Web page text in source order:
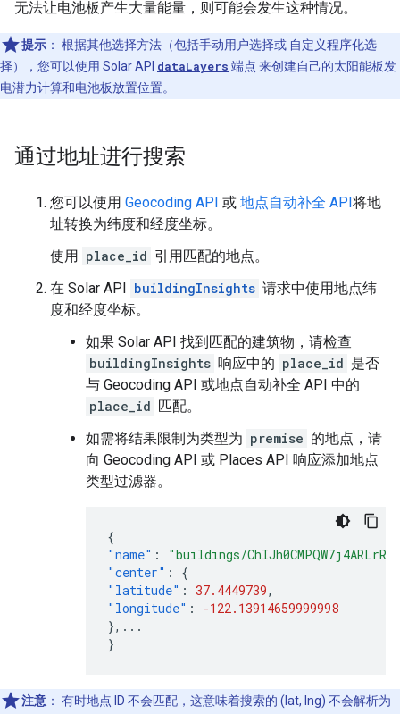
无法让电池板产生大量能量，则可能会发生这种情况。
提示 ： 根据其他选择方法（包括手动用户选择或 自定义程序化选
择），您可以使用 Solar API dataLayers 端点 来创建自己的太阳能板发
电潜力计算和电池板放置位置。
通过地址进行搜索
您可以使用 Geocoding API 或 地点自动补全 API将地
址转换为纬度和经度坐标。
使用 place_id 引用匹配的地点。
在 Solar API buildingInsights 请求中使用地点纬
度和经度坐标。
如果 Solar API 找到匹配的建筑物，请检查
buildingInsights 响应中的 place_id 是否
与 Geocoding API 或地点自动补全 API 中的
place_id 匹配。
如需将结果限制为类型为 premise 的地点，请
向 Geocoding API 或 Places API 响应添加地点
类型过滤器。
{
"name" :
"buildings/
"center" :
{
"latitude" : 37.4449739,
"longitude" :
-122.13914659999998
}, ...
}
注意 ： 有时地点 ID 不会匹配，这意味着搜索的 (lat, lng) 不会解析为